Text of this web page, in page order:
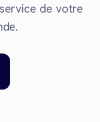
de votre